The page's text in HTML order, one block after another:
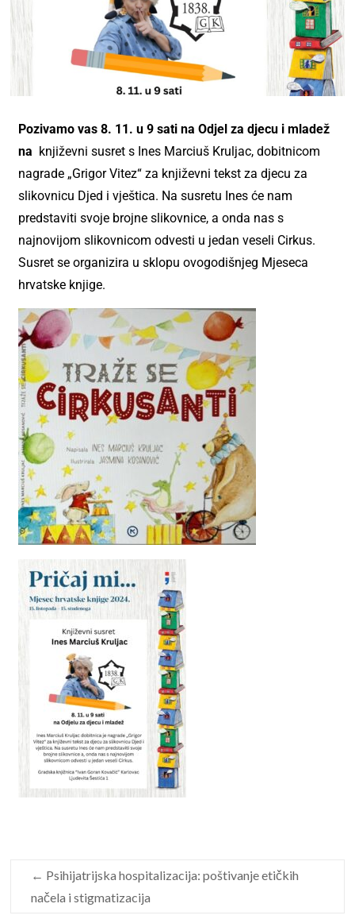
Pozivamo vas 8. 11. u 9 sati na Odjel za djecu i mladež
na književni susret s Ines Marciuš Kruljac, dobitnicom
nagrade „Grigor Vitez“ za književni tekst za djecu za
slikovnicu Djed i vještica. Na susretu Ines će nam
predstaviti svoje brojne slikovnice, a onda nas s
najnovijom slikovnicom odvesti u jedan veseli Cirkus.
Susret se organizira u sklopu ovogodišnjeg Mjeseca
hrvatske knjige.
← Psihijatrijska hospitalizacija: poštivanje etičkih
načela i stigmatizacija